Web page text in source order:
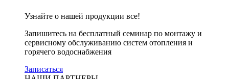
Узнайте о нашей продукции все!
Запишитесь на бесплатный семинар по монтажу и
сервисному обслуживанию систем отопления и
горячего водоснабжения
Записаться